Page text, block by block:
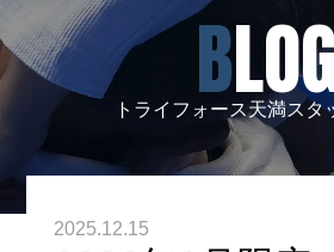
トライフォース天満スタ
2025.12.15